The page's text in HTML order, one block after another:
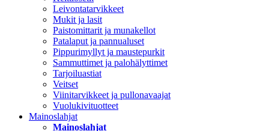
Leivontatarvikkeet
Mukit ja lasit
Paistomittarit ja munakellot
Patalaput ja pannualuset
Pippurimyllyt ja maustepurkit
Sammuttimet ja palohälyttimet
Tarjoiluastiat
Veitset
Viinitarvikkeet ja pullonavaajat
Vuolukivituotteet
Mainoslahjat
Mainoslahjat